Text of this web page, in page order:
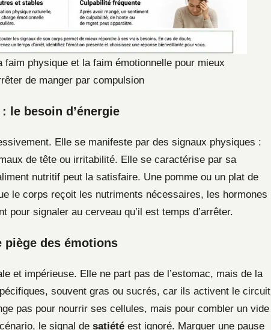
faim physique et la faim émotionnelle pour mieux
de manger par compulsion
le besoin d’énergie
Elle se manifeste par des signaux physiques :
de tête ou irritabilité. Elle se caractérise par sa
nutritif peut la satisfaire. Une pomme ou un plat de
le corps reçoit les nutriments nécessaires, les hormones
pour signaler au cerveau qu’il est temps d’arrêter.
piège des émotions
et impérieuse. Elle ne part pas de l’estomac, mais de la
souvent gras ou sucrés, car ils activent le circuit
pas pour nourrir ses cellules, mais pour combler un vide
le signal de satiété est ignoré. Marquer une pause